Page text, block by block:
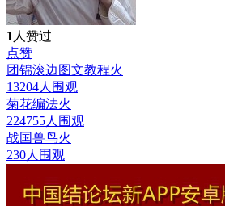
1 人赞过
点赞
团锦滚边图文教程火
13204人围观
菊花编法火
224755人围观
战国兽鸟火
230人围观